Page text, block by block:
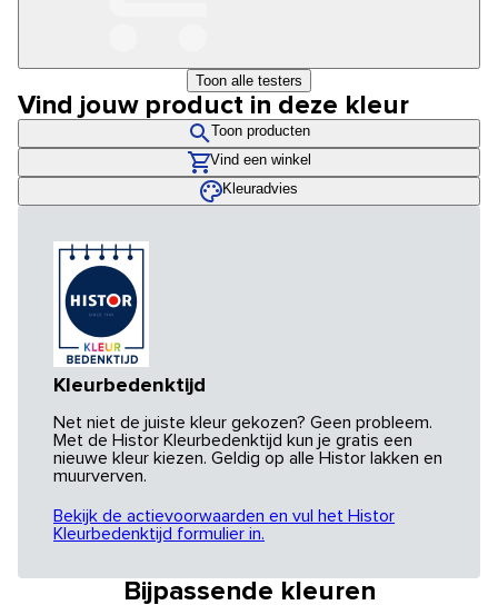
Toon alle testers
Vind jouw product in deze kleur
Toon producten
Vind een winkel
Kleuradvies
Kleurbedenktijd
Net niet de juiste kleur gekozen? Geen probleem.
Met de Histor Kleurbedenktijd kun je gratis een
nieuwe kleur kiezen. Geldig op alle Histor lakken en
muurverven.
Bekijk de actievoorwaarden en vul het Histor
Kleurbedenktijd formulier in.
Bijpassende kleuren